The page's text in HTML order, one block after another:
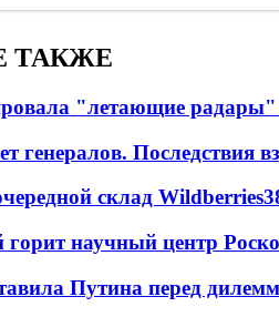
ТАКЖЕ
"летающие
генералов. Последствия
склад Wildberries
научный центр
Путина перед